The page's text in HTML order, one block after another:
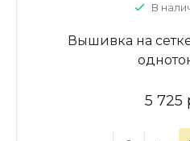
В
Вышивка на
5 725